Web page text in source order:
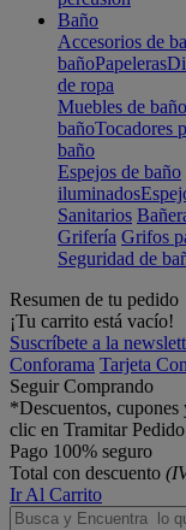
Baño
Accesorios de
bañoPapeleras
de ropa
Muebles de baño
bañoTocadores
baño
Espejos de baño
iluminados
Sanitarios
Grifería Grifos
Seguridad de
Resumen de tu pedido
¡Tu carrito está vacío!
Suscríbete a la
Conforama Tarjeta
Seguir Comprando
*Descuentos,
clic en Tramitar
Pago 100% seguro
Total con descuento
Ir Al Carrito